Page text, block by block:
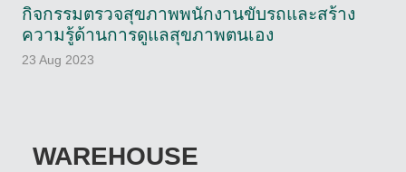
กิจกรรมตรวจสุขภาพพนักงานขับรถและสร้าง
ความรู้ด้านการดูแลสุขภาพตนเอง
23 Aug 2023
WAREHOUSE